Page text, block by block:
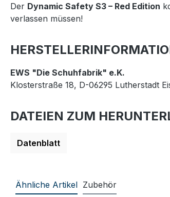
Der Dynamic Safety S3 – Red Edition
verlassen müssen!
EWS "Die Schuhfabrik" e.K.
Klosterstraße 18, D-06295 Lutherstadt
DATEIEN ZUM
Datenblatt
Ähnliche Artikel Zubehör